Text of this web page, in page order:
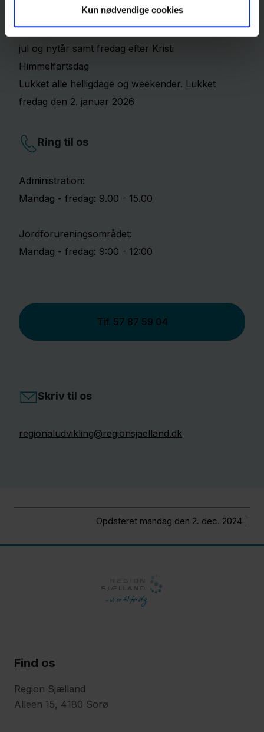
Kun nødvendige cookies
Åbent alle hverdage, undtagen hverdage mellem
jul og nytår samt fredag efter Kristi
Himmelfartsdag
Lukket alle helligdage og weekender. Lukket
fredag den 2. januar 2026
Ring til os
Administration:
Mandag - fredag: 9.00 - 15.00
Jordforureningsområdet:
Mandag - fredag: 9:00 - 12:00
Tlf. 57 87 59 04
Skriv til os
regionaludvikling@regionsjaelland.dk
Opdateret mandag den 2. dec. 2024
Find os
Region Sjælland
Alleen 15, 4180 Sorø